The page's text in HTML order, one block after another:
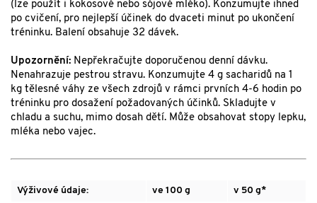
(lze použít i kokosové nebo sójové mléko). Konzumujte ihned
po cvičení, pro nejlepší účinek do dvaceti minut po ukončení
tréninku. Balení obsahuje 32 dávek.
Upozornění: Nepřekračujte doporučenou denní dávku.
Nenahrazuje pestrou stravu. Konzumujte 4 g sacharidů na 1
kg tělesné váhy ze všech zdrojů v rámci prvních 4-6 hodin po
tréninku pro dosažení požadovaných účinků. Skladujte v
chladu a suchu, mimo dosah dětí. Může obsahovat stopy lepku,
mléka nebo vajec.
Výživové údaje: ve 100 g v 50 g*